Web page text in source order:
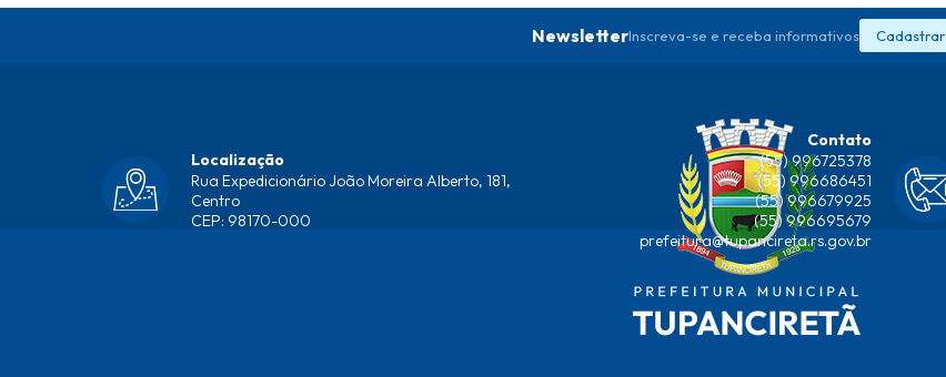
NewsletterInscreva-se e receba informativos Cadastrar
Localização
Rua Expedicionário João Moreira Alberto, 181,
Centro
CEP: 98170-000
Contato
(55) 996725378
(55) 996686451
(55) 996679925
(55) 996695679
prefeitura@tupancireta.rs.gov.br